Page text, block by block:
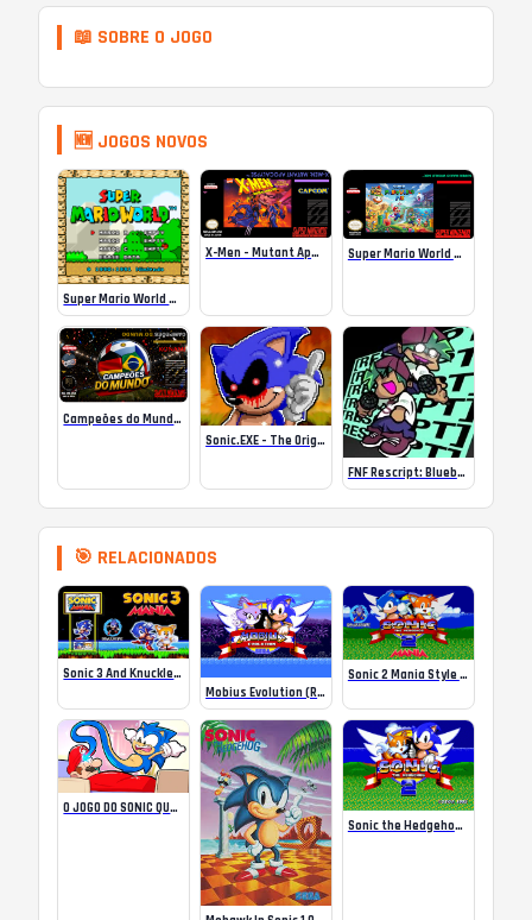
📖 SOBRE O JOGO
🆕 JOGOS NOVOS
Super Mario World SA-1 Online
X-Men – Mutant Apocalypse Rebalanced Online Super Mario World Mix Online
Campeões do Mundo (ISS) Online
Sonic.EXE – The Original Game Online
FNF Rescript: Blueballed
🎯 RELACIONADOS
Sonic 3 And Knuckles Mania Styled
Mobius Evolution (Remasterd)
Sonic 2 Mania Style 2 (2024)
O JOGO DO SONIC QUE ENTRA NA CABEÇA DO MARIO!
Sonic the Hedgehog 2 – Miles mode